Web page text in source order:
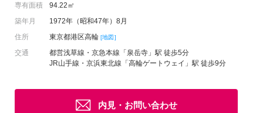
専有面積
94.22㎡
築年月
1972年（昭和47年）8月
住所
東京都港区高輪 [地図]
交通
都営浅草線・京急本線「泉岳寺」駅 徒歩5分
JR山手線・京浜東北線「高輪ゲートウェイ」駅 徒歩9分
内見・お問い合わせ